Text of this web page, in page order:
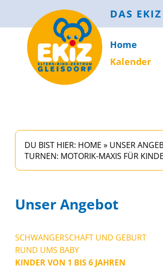
DAS EKIZ
Home
Kalender
DU BIST HIER: HOME » UNSER
TURNEN: MOTORIK-MAXIS FÜR
Unser Angebot
SCHWANGERSCHAFT UND GEBURT
RUND UMS BABY
KINDER VON 1 BIS 6 JAHREN